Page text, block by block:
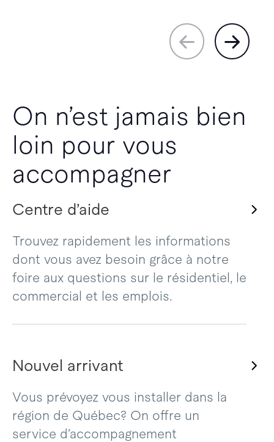
On n’est jamais bien
loin pour vous
accompagner
Centre d’aide
Trouvez rapidement les informations
dont vous avez besoin grâce à notre
foire aux questions sur le résidentiel, le
commercial et les emplois.
Nouvel arrivant
Vous prévoyez vous installer dans la
région de Québec? On offre un
service d’accompagnement